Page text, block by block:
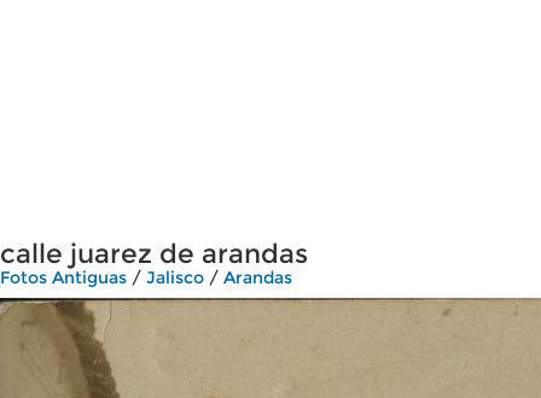
calle juarez de arandas
Fotos Antiguas / Jalisco / Arandas